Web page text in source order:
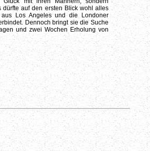
dürfte auf den ersten Blick wohl alles
Los Angeles und die Londoner
Dennoch bringt sie die Suche
und zwei Wochen Erholung von